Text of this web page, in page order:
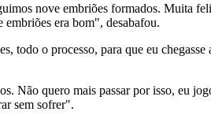
nove embriões formados. Muita
embriões era bom", desabafou.
todo o processo, para que eu
Não quero mais passar por isso, eu
sem sofrer".